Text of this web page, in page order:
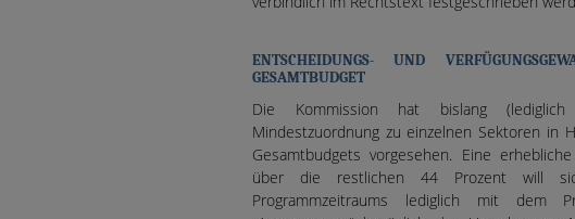
ENTSCHEIDUNGS- UND
GESAMTBUDGET
Die Kommission hat bislang
Mindestzuordnung zu einzelnen Sektoren in
Gesamtbudgets vorgesehen. Eine
über die restlichen 44 Prozent will
Programmzeitraums lediglich mit dem